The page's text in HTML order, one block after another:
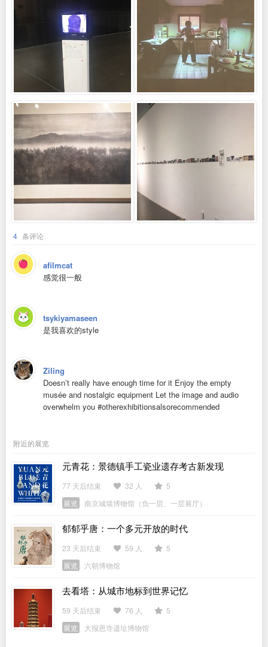
4 条评论
afilmcat
感觉很一般
tsykiyamaseen
是我喜欢的style
Ziling
Doesn’t really have enough time for it Enjoy the empty
musée and nostalgic equipment Let the image and audio
overwhelm you #otherexhibitionsalsorecommended
附近的展览
元青花：景德镇手工瓷业遗存考古新发现
77 天后结束 32 人
5
展览
南京城墙博物馆（负一层、一层展厅）
郁郁乎唐：一个多元开放的时代
23 天后结束 59 人
5
展览
六朝博物馆
去看塔：从城市地标到世界记忆
59 天后结束 76 人
5
展览
大报恩寺遗址博物馆